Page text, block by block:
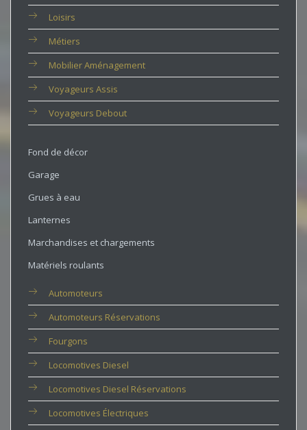
Loisirs
Métiers
Mobilier Aménagement
Voyageurs Assis
Voyageurs Debout
Fond de décor
Garage
Grues à eau
Lanternes
Marchandises et chargements
Matériels roulants
Automoteurs
Automoteurs Réservations
Fourgons
Locomotives Diesel
Locomotives Diesel Réservations
Locomotives Électriques